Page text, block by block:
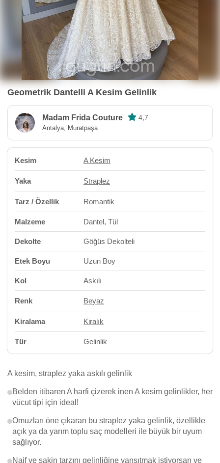
Geometrik Dantelli A Kesim Gelinlik
Madam Frida Couture 4,7
Antalya, Muratpaşa
Kesim A Kesim
Yaka Straplez
Tarz / Özellik Romantik
Malzeme Dantel, Tül
Dekolte Göğüs Dekolteli
Etek Boyu Uzun Boy
Kol Askılı
Renk Beyaz
Kiralama Kiralık
Tür Gelinlik
A kesim, straplez yaka askılı gelinlik
Belden itibaren A harfi çizerek inen A kesim gelinlikler, her
vücut tipi için ideal!
Omuzları öne çıkaran bu straplez yaka gelinlik, özellikle
açık ya da yarım toplu saç modelleri ile büyük bir uyum
sağlıyor.
Naif ve sakin tarzını gelinliğine yansıtmak istiyorsan ve